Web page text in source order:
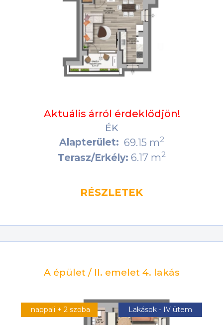
Aktuális árról érdeklődjön!
ÉK
Alapterület: 69.15 m2
Terasz/Erkély: 6.17 m2
RÉSZLETEK
A épület / II. emelet 4. lakás
nappali + 2 szoba Lakások - IV ütem